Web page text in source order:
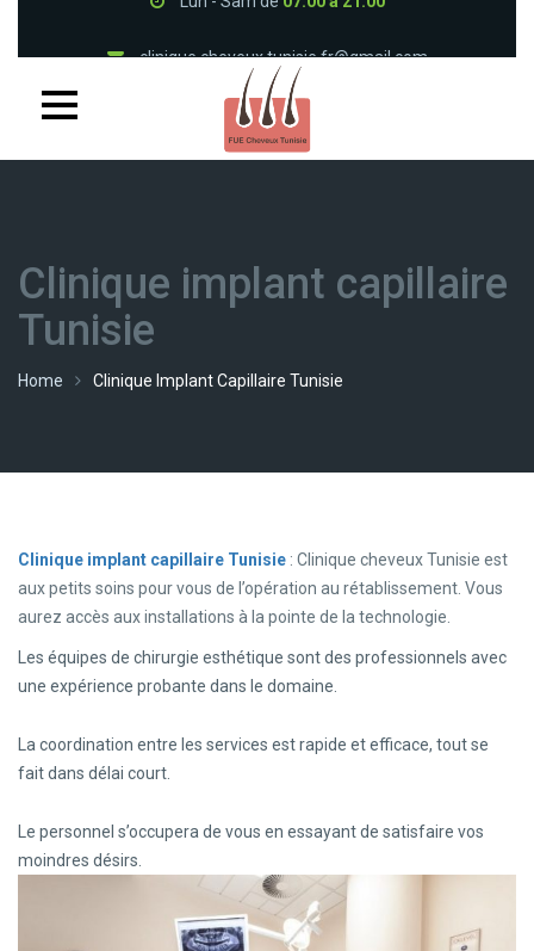
33 1 86 47 24 05
(+216) 94 382 300
Clinique implant capillaire
Tunisie
Home Clinique Implant Capillaire Tunisie
Clinique implant capillaire Tunisie : Clinique cheveux Tunisie est
aux petits soins pour vous de l’opération au rétablissement. Vous
aurez accès aux installations à la pointe de la technologie.
Les équipes de chirurgie esthétique sont des professionnels avec
une expérience probante dans le domaine.
La coordination entre les services est rapide et efficace, tout se
fait dans délai court.
Le personnel s’occupera de vous en essayant de satisfaire vos
moindres désirs.